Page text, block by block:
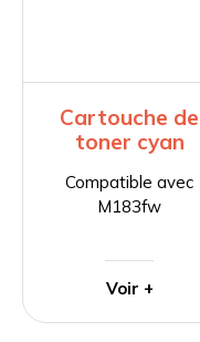
Cartouche de
toner cyan
Compatible avec
M183fw
Voir +